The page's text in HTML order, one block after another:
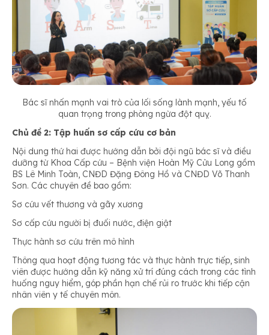
Bác sĩ nhấn mạnh vai trò của lối sống lành mạnh, yếu tố
quan trọng trong phòng ngừa đột quỵ.
Chủ đề 2: Tập huấn sơ cấp cứu cơ bản
Nội dung thứ hai được hướng dẫn bởi đội ngũ bác sĩ và điều
dưỡng từ Khoa Cấp cứu – Bệnh viện Hoàn Mỹ Cửu Long gồm
BS Lê Minh Toàn, CNĐD Đặng Đông Hồ và CNĐD Võ Thanh
Sơn. Các chuyên đề bao gồm:
Sơ cứu vết thương và gãy xương
Sơ cấp cứu người bị đuối nước, điện giật
Thực hành sơ cứu trên mô hình
Thông qua hoạt động tương tác và thực hành trực tiếp, sinh
viên được hướng dẫn kỹ năng xử trí đúng cách trong các tình
huống nguy hiểm, góp phần hạn chế rủi ro trước khi tiếp cận
nhân viên y tế chuyên môn.